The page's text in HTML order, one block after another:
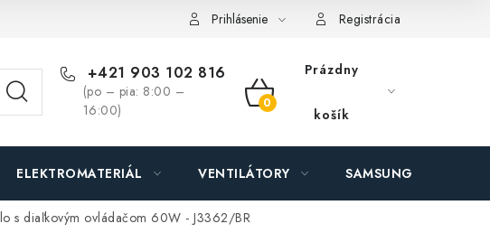
O nás - MEGALED & JANTON Zákamenné Zľavy pre profíkov
Prihlásenie Registrácia
+421 903 102 816
(po – pia: 8:00 –
16:00)
NÁKUPNÝ
KOŠÍK
Prázdny
košík
ELEKTROMATERIÁL VENTILÁTORY SAMSUNG SVIETIDLÁ
s diaľkovým ovládačom 60W - J3362/BR